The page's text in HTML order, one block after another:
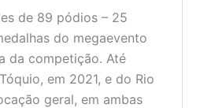
de 89 pódios – 25
do megaevento
da competição. Até
em 2021, e do Rio
geral, em ambas